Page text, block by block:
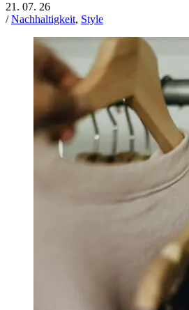
21. 07. 26
/Nachhaltigkeit, Style